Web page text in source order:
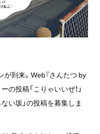
到来。Web『さんたつ by
の投稿「こりゃいいぜ！」
い坂」の投稿を募集しま